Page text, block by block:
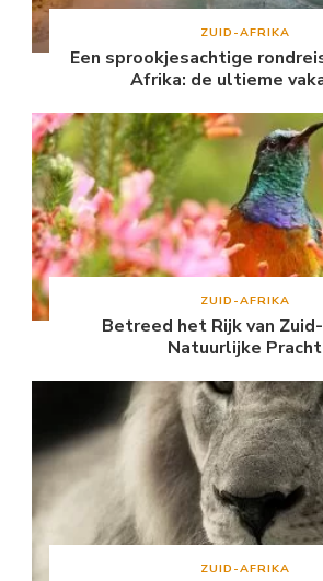
ZUID-AFRIKA
Een sprookjesachtige
Afrika: de ultieme
ZUID-AFRIKA
Betreed het Rijk van
Natuurlijke Pracht
ZUID-AFRIKA